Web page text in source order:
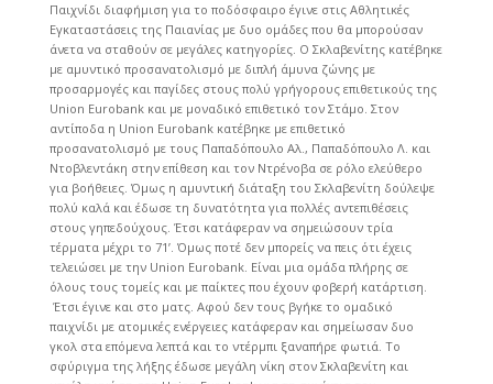
Παιχνίδι διαφήμιση για το ποδόσφαιρο έγινε στις Αθλητικές
Εγκαταστάσεις της Παιανίας με δυο ομάδες που θα μπορούσαν
άνετα να σταθούν σε μεγάλες κατηγορίες. Ο Σκλαβενίτης κατέβηκε
με αμυντικό προσανατολισμό με διπλή άμυνα ζώνης με
προσαρμογές και παγίδες στους πολύ γρήγορους επιθετικούς της
Union Eurobank και με μοναδικό επιθετικό τον Στάμο. Στον
αντίποδα η Union Eurobank κατέβηκε με επιθετικό
προσανατολισμό με τους Παπαδόπουλο Αλ., Παπαδόπουλο Λ. και
Ντοβλεντάκη στην επίθεση και τον Ντρένοβα σε ρόλο ελεύθερο
για βοήθειες. Όμως η αμυντική διάταξη του Σκλαβενίτη δούλεψε
πολύ καλά και έδωσε τη δυνατότητα για πολλές αντεπιθέσεις
στους γηπεδούχους. Έτσι κατάφεραν να σημειώσουν τρία
τέρματα μέχρι το 71’. Όμως ποτέ δεν μπορείς να πεις ότι έχεις
τελειώσει με την Union Eurobank. Είναι μια ομάδα πλήρης σε
όλους τους τομείς και με παίκτες που έχουν φοβερή κατάρτιση.
Έτσι έγινε και στο ματς. Αφού δεν τους βγήκε το ομαδικό
παιχνίδι με ατομικές ενέργειες κατάφεραν και σημείωσαν δυο
γκολ στα επόμενα λεπτά και το ντέρμπι ξαναπήρε φωτιά. Το
σφύριγμα της λήξης έδωσε μεγάλη νίκη στον Σκλαβενίτη και